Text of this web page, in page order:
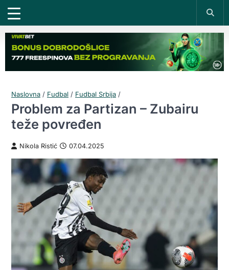
Naslovna / Fudbal / Fudbal Srbija /
Problem za Partizan – Zubairu
teže povređen
Nikola Ristić 07.04.2025